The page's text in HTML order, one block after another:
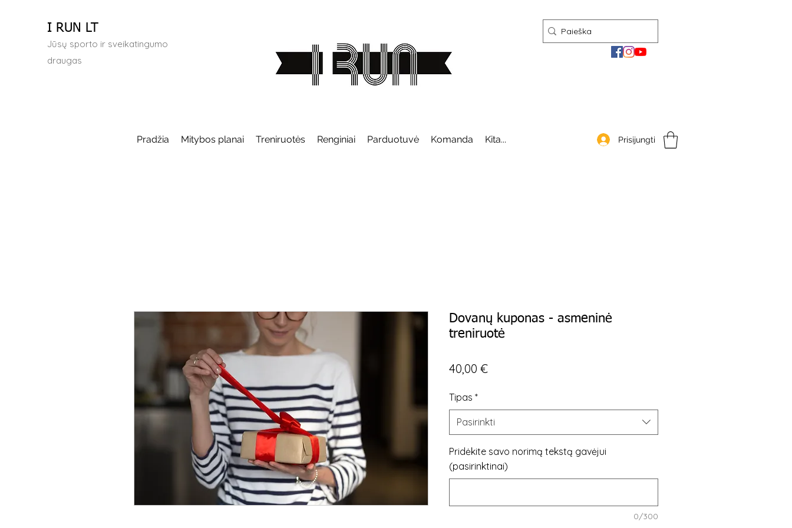
I RUN LT
Jūsų sporto ir sveikatingumo
draugas
Pradžia Mitybos planai Treniruotės Renginiai Parduotuvė Komanda Kita... Prisijungti
Dovanų kuponas - asmeninė
treniruotė
40,00 €Price
Tipas *
Pasirinkti
Pridėkite savo norimą tekstą gavėjui
(pasirinktinai)
0/300